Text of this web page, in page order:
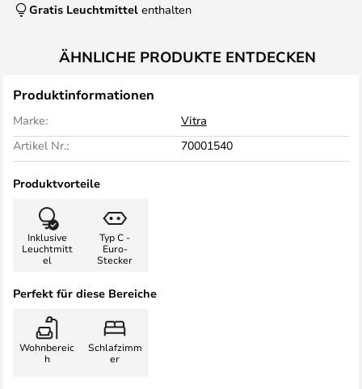
Gratis Leuchtmittel enthalten
ÄHNLICHE PRODUKTE ENTDECKEN
Produktinformationen
Marke:
Vitra
Artikel Nr.:
70001540
Produktvorteile
Inklusive
Leuchtmitt
el
Typ C -
Euro-
Stecker
Perfekt für diese Bereiche
Wohnbereic
h
Schlafzimm
er